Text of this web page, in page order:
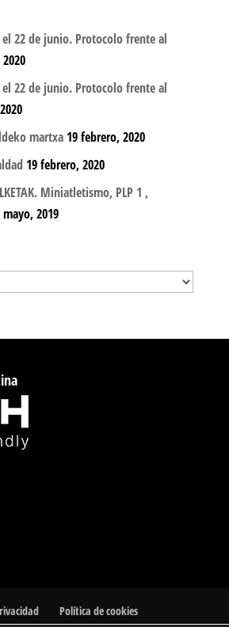
22 de junio. Protocolo frente al
22 de junio. Protocolo frente al
martxa 19 febrero, 2020
19 febrero, 2020
Miniatletismo, PLP 1 ,
mayo, 2019
Política de cookies